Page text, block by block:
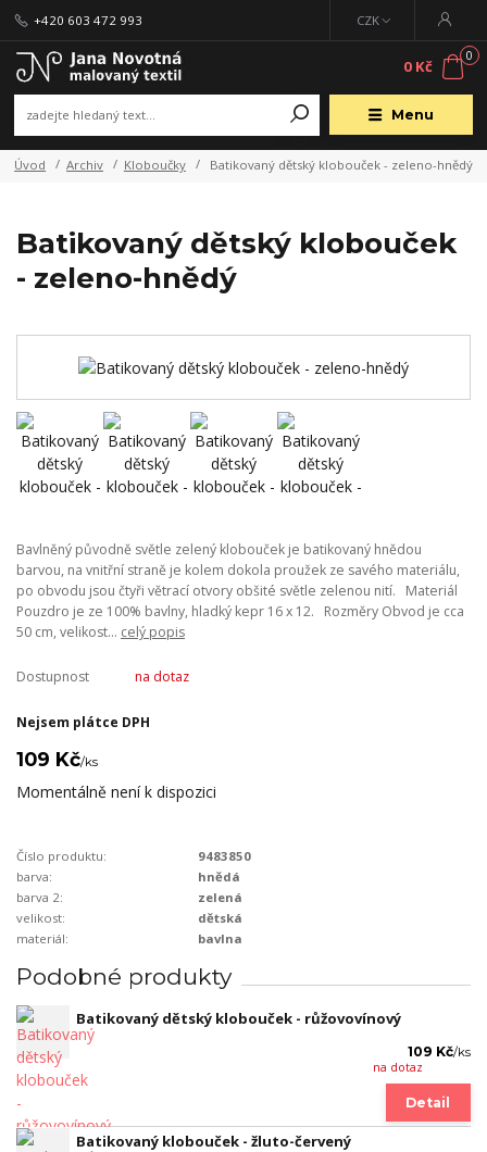
Menu
CZK
+420 603 472 993
0
0 Kč
Úvod Archiv Kloboučky Batikovaný dětský klobouček - zeleno-hnědý
Batikovaný dětský klobouček
- zeleno-hnědý
Bavlněný původně světle zelený klobouček je batikovaný hnědou
barvou, na vnitřní straně je kolem dokola proužek ze savého materiálu,
po obvodu jsou čtyři větrací otvory obšité světle zelenou nití. Materiál
Pouzdro je ze 100% bavlny, hladký kepr 16 x 12. Rozměry Obvod je cca
50 cm, velikost... celý popis
Dostupnost na dotaz
Nejsem plátce DPH
109 Kč/ks
Momentálně není k dispozici
Číslo produktu:
9483850
barva:
hnědá
barva 2:
zelená
velikost:
dětská
materiál:
bavlna
Podobné produkty
Batikovaný dětský klobouček - růžovovínový
109 Kč/ks
na dotaz
Detail
Batikovaný klobouček - žluto-červený